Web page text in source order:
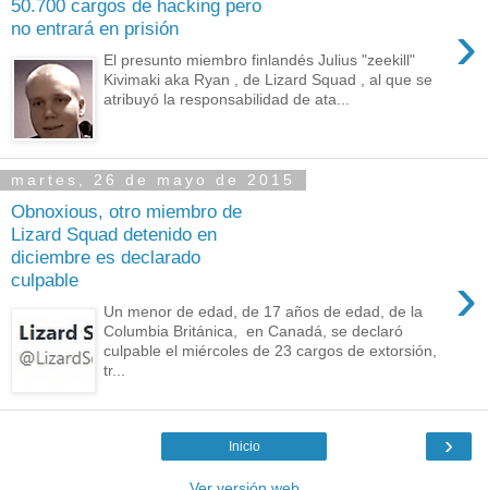
50.700 cargos de hacking pero
no entrará en prisión
›
El presunto miembro finlandés Julius "zeekill"
Kivimaki aka Ryan , de Lizard Squad , al que se
atribuyó la responsabilidad de ata...
martes, 26 de mayo de 2015
Obnoxious, otro miembro de
Lizard Squad detenido en
diciembre es declarado
culpable
›
Un menor de edad, de 17 años de edad, de la
Columbia Británica, en Canadá, se declaró
culpable el miércoles de 23 cargos de extorsión,
tr...
›
Inicio